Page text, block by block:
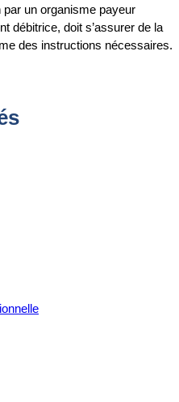
par un organisme payeur
débitrice, doit s’assurer de la
des instructions nécessaires.